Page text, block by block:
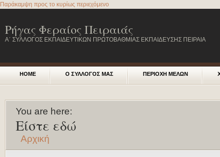
Παράκαμψη προς το κυρίως περιεχόμενο
Ρήγας Φεραίος Πειραιάς
Α΄ ΣΥΛΛΟΓΟΣ ΕΚΠΑΙΔΕΥΤΙΚΩΝ ΠΡΩΤΟΒΑΘΜΙΑΣ ΕΚΠΑΙΔΕΥΣΗΣ ΠΕΙΡΑΙΑ
HOME Ο ΣΥΛΛΟΓΟΣ ΜΑΣ ΠΕΡΙΟΧΗ ΜΕΛΩΝ
You are here:
Είστε εδώ
Αρχική